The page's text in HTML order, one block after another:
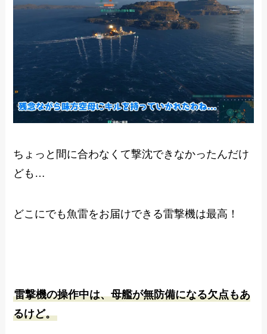
ちょっと間に合わなくて撃沈できなかったんだけ
ども…
どこにでも魚雷をお届けできる雷撃機は最高！
雷撃機の操作中は、母艦が無防備になる欠点もあ
るけど。